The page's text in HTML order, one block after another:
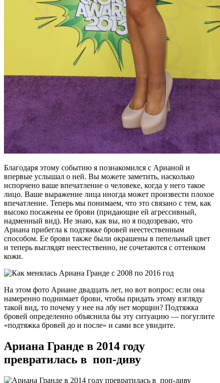
Благодаря этому событию я познакомился с Арианой и
впервые услышал о ней. Вы можете заметить, насколько
испорчено ваше впечатление о человеке, когда у него такое
лицо. Ваше выражение лица иногда может произвести плохое
впечатление. Теперь мы понимаем, что это связано с тем, как
высоко посажены ее брови (придающие ей агрессивный,
надменный вид). Не знаю, как вы, но я подозреваю, что
Ариана прибегла к подтяжке бровей неестественным
способом. Ее брови также были окрашены в пепельный цвет
и теперь выглядят неестественно, не сочетаются с оттенком
кожи.
На этом фото Ариане двадцать лет, но вот вопрос: если она
намеренно поднимает брови, чтобы придать этому взгляду
такой вид, то почему у нее на лбу нет морщин? Подтяжка
бровей определенно объяснила бы эту ситуацию — погуглите
«подтяжка бровей до и после» и сами все увидите.
Ариана Гранде в 2014 году
превратилась в поп-диву